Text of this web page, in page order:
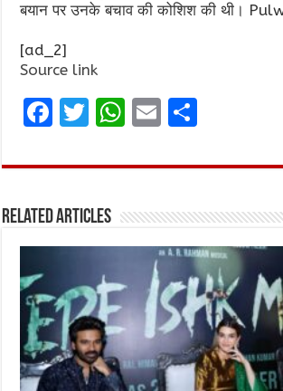
बयान पर उनके बचाव की कोशिश की थी।
[ad_2]
Source link
F
ce
o
o
k
T
it
r
W
at
A
p
p
E
ai ar
Related Articles